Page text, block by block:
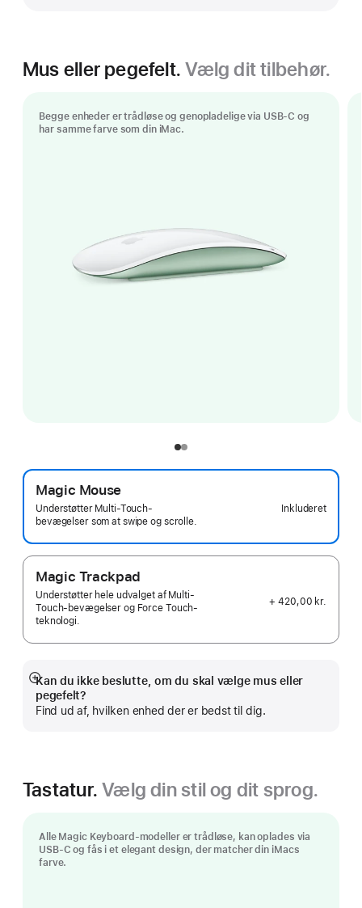
Mus eller pegefelt.Vælg dit tilbehør.
Begge enheder er trådløse og genopladelige via USB-C og
har samme farve som din iMac.
Magic Mouse
Understøtter Multi-Touch-
bevægelser som at swipe og scrolle.
Inkluderet
Magic Trackpad
Understøtter hele udvalget af Multi-
Touch-bevægelser og Force Touch-
teknologi.
+ 420,00 kr.
Kan du ikke beslutte, om du skal vælge mus eller
pegefelt?
Find ud af, hvilken enhed der er bedst til dig.
Vis
mere
Tastatur.Vælg din stil og dit sprog.
Alle Magic Keyboard‑modeller er trådløse, kan oplades via
USB‑C og fås i et elegant design, der matcher din iMacs
farve.